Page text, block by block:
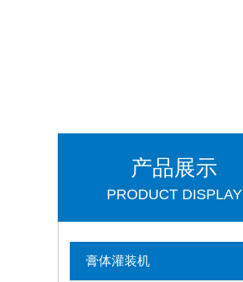
产品展示
PRODUCT DISPLAY
膏体灌装机